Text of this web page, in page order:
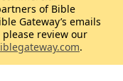
of Bible
Gateway’s emails
review our
.